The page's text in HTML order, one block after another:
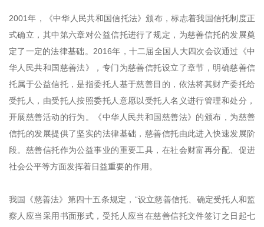
2001年，《中华人民共和国信托法》颁布，标志着我国信托制度正
式确立，其中第六章对公益信托进行了规定，为慈善信托的发展奠
定了一定的法律基础。2016年，十二届全国人大四次会议通过《中
华人民共和国慈善法》，专门为慈善信托设立了章节，明确慈善信
托属于公益信托，是指委托人基于慈善目的，依法将其财产委托给
受托人，由受托人按照委托人意愿以受托人名义进行管理和处分，
开展慈善活动的行为。《中华人民共和国慈善法》的颁布，为慈善
信托的发展提供了坚实的法律基础，慈善信托由此进入快速发展阶
段。慈善信托作为公益事业的重要工具，在社会财富再分配、促进
社会公平等方面发挥着日益重要的作用。
我国《慈善法》第四十五条规定，“设立慈善信托、确定受托人和监
察人应当采用书面形式，受托人应当在慈善信托文件签订之日起七